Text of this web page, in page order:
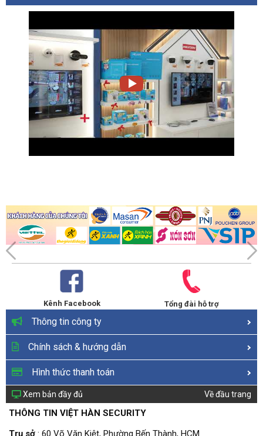
Kênh Facebook Tổng đài hỗ trợ
Thông tin công ty
Chính sách & hướng dẫn
Hình thức thanh toán
Xem bản đầy đủ Về đầu trang
THÔNG TIN VIỆT HÀN SECURITY
Trụ sở : 60 Võ Văn Kiệt, Phường Bến Thành, HCM